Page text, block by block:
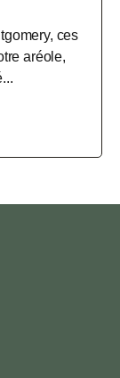
ces
aréole,